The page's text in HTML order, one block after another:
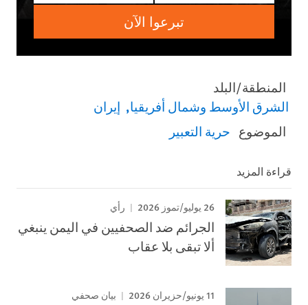
تبرعوا الآن
المنطقة/البلد
الشرق الأوسط وشمال أفريقيا إيران
الموضوع حرية التعبير
قراءة المزيد
26 يوليو/تموز 2026 رأي
الجرائم ضد الصحفيين في اليمن ينبغي
ألا تبقى بلا عقاب
11 يونيو/حزيران 2026 بيان صحفي